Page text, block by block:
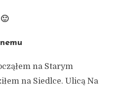
na Starym
na Siedlce. Ulicą Na